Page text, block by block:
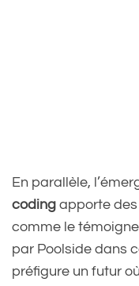
En parallèle,
coding apporte
comme le
par Poolside dans
préfigure un futur